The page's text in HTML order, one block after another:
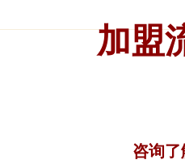
加盟
咨询了